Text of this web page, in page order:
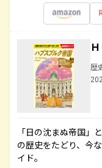
歴
「日の沈まぬ帝国」
の歴史をたどり、今
イド。